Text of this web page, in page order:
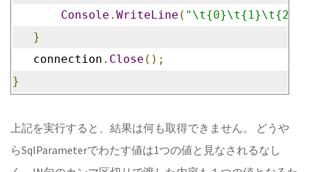
Console . WriteLine ( "\t{0}\t{1}\t{2}"
}
connection . Close ();
}
上記を実行すると、結果は何も取得できません。 どうや
らSqlParameterでわたす値は1つの値と見なされるなし